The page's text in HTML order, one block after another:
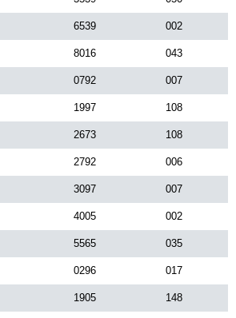
6539 002
8016 043
0792 007
1997 108
2673 108
2792 006
3097 007
4005 002
5565 035
0296 017
1905 148